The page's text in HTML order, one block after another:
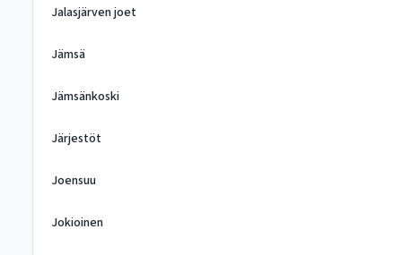
Jalasjärven joet
Jämsä
Jämsänkoski
Järjestöt
Joensuu
Jokioinen